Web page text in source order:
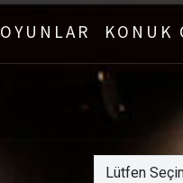
OYUNLAR KONUK